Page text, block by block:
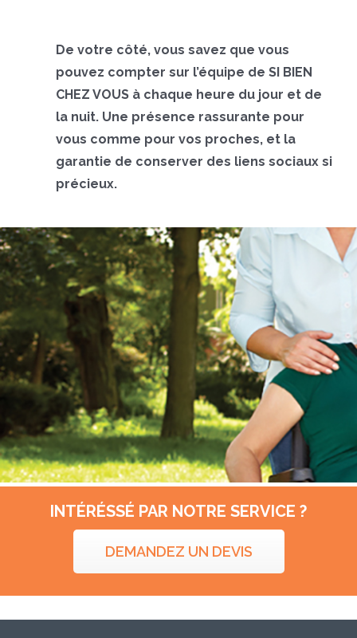
De votre côté, vous savez que vous
pouvez compter sur l’équipe de SI BIEN
CHEZ VOUS à chaque heure du jour et de
la nuit. Une présence rassurante pour
vous comme pour vos proches, et la
garantie de conserver des liens sociaux si
précieux.
INTÉRÉSSÉ PAR NOTRE SERVICE ?
DEMANDEZ UN DEVIS